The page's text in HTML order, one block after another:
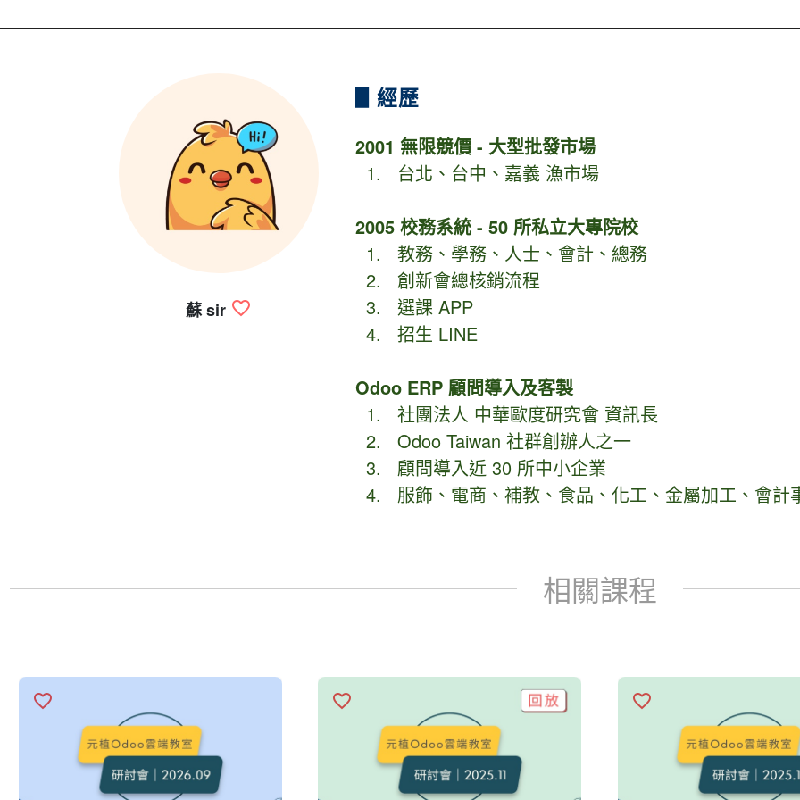
蘇 sir
▋經歷
2001 無限競價 - 大型批發市場
1. 台北、台中、嘉義 漁市場
2005 校務系統 - 50 所私立大專院校
1. 教務、學務、人士、會計、總務
2. 創新會總核銷流程
3. 選課 APP
4. 招生 LINE
Odoo ERP 顧問導入及客製
1. 社團法人 中華歐度研究會 資訊長
2. Odoo Taiwan 社群創辦人之一
3. 顧問導入近 30 所中小企業
4. 服飾、電商、補教、食品、化工、金屬加工、會計
相關課程